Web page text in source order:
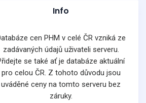
Info
cen PHM v celé ČR vzniká ze
zadávaných údajů uživateli serveru.
se také ať je databáze aktuální
pro celou ČR. Z tohoto důvodu jsou
uváděné ceny na tomto serveru bez
záruky.